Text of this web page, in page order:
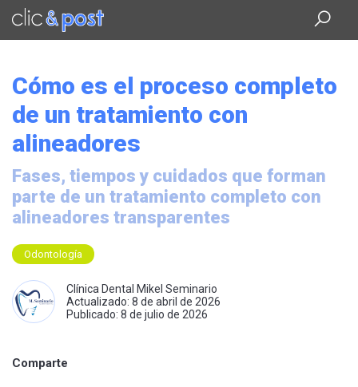
Saltar
contenido
Cómo es el proceso completo
de un tratamiento con
alineadores
Fases, tiempos y cuidados que forman
parte de un tratamiento completo con
alineadores transparentes
Odontología
Clínica Dental Mikel Seminario
Actualizado: 8 de abril de 2026
Publicado: 8 de julio de 2026
Comparte